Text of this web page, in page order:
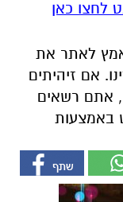
אתם רשאים